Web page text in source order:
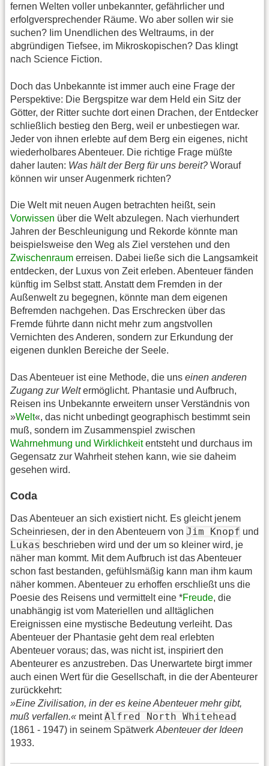
fernen Welten voller unbekannter, gefährlicher und
erfolgversprechender Räume. Wo aber sollen wir sie
suchen? Iim Unendlichen des Weltraums, in der
abgründigen Tiefsee, im Mikroskopischen? Das klingt
nach Science Fiction.
Doch das Unbekannte ist immer auch eine Frage der
Perspektive: Die Bergspitze war dem Held ein Sitz der
Götter, der Ritter suchte dort einen Drachen, der Entdecker
schließlich bestieg den Berg, weil er unbestiegen war.
Jeder von ihnen erlebte auf dem Berg ein eigenes, nicht
wiederholbares Abenteuer. Die richtige Frage müßte
daher lauten: Was hält der Berg für uns bereit? Worauf
können wir unser Augenmerk richten?
Die Welt mit neuen Augen betrachten heißt, sein
Vorwissen über die Welt abzulegen. Nach vierhundert
Jahren der Beschleunigung und Rekorde könnte man
beispielsweise den Weg als Ziel verstehen und den
Zwischenraum erreisen. Dabei ließe sich die Langsamkeit
entdecken, der Luxus von Zeit erleben. Abenteuer fänden
künftig im Selbst statt. Anstatt dem Fremden in der
Außenwelt zu begegnen, könnte man dem eigenen
Befremden nachgehen. Das Erschrecken über das
Fremde führte dann nicht mehr zum angstvollen
Vernichten des Anderen, sondern zur Erkundung der
eigenen dunklen Bereiche der Seele.
Das Abenteuer ist eine Methode, die uns einen anderen
Zugang zur Weltermöglicht. Phantasie und Aufbruch,
Reisen ins Unbekannte erweitern unser Verständnis von
»Welt«, das nicht unbedingt geographisch bestimmt sein
muß, sondern im Zusammenspiel zwischen
Wahrnehmung und Wirklichkeitentsteht und durchaus im
Gegensatz zur Wahrheit stehen kann, wie sie daheim
gesehen wird.
Coda
Das Abenteuer an sich existiert nicht. Es gleicht jenem
Scheinriesen, der in den Abenteuern von Jim Knopf und
Lukas beschrieben wird und der um so kleiner wird, je
näher man kommt. Mit dem Aufbruch ist das Abenteuer
schon fast bestanden, gefühlsmäßig kann man ihm kaum
näher kommen. Abenteuer zu erhoffen erschließt uns die
Poesie des Reisens und vermittelt eine *Freude, die
unabhängig ist vom Materiellen und alltäglichen
Ereignissen eine mystische Bedeutung verleiht. Das
Abenteuer der Phantasie geht dem real erlebten
Abenteuer voraus; das, was nicht ist, inspiriert den
Abenteurer es anzustreben. Das Unerwartete birgt immer
auch einen Wert für die Gesellschaft, in die der Abenteurer
zurückkehrt:
»Eine Zivilisation, in der es keine Abenteuer mehr gibt,
muß verfallen.« meintAlfred North Whitehead
(1861 - 1947) in seinem Spätwerk Abenteuer der Ideen
1933.